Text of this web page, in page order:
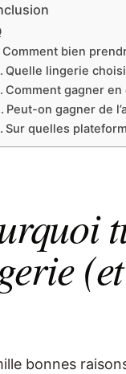
Comment bien
Quelle lingerie
Comment gagner
Peut-on gagner de
Sur quelles
bonnes